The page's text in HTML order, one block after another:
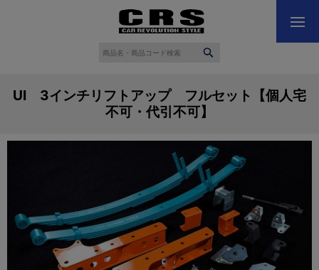
UI 3インチリフトアップ フルセット【個人宅
不可・代引不可】